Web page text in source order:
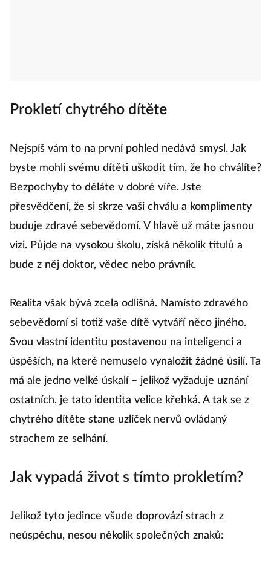
Prokletí chytrého dítěte
Nejspíš vám to na první pohled nedává smysl. Jak
byste mohli svému dítěti uškodit tím, že ho chválíte?
Bezpochyby to děláte v dobré víře. Jste
přesvědčení, že si skrze vaši chválu a komplimenty
buduje zdravé sebevědomí. V hlavě už máte jasnou
vizi. Půjde na vysokou školu, získá několik titulů a
bude z něj doktor, vědec nebo právník.
Realita však bývá zcela odlišná. Namísto zdravého
sebevědomí si totiž vaše dítě vytváří něco jiného.
Svou vlastní identitu postavenou na inteligenci a
úspěších, na které nemuselo vynaložit žádné úsilí. Ta
má ale jedno velké úskalí – jelikož vyžaduje uznání
ostatních, je tato identita velice křehká. A tak se z
chytrého dítěte stane uzlíček nervů ovládaný
strachem ze selhání.
Jak vypadá život s tímto prokletím?
Jelikož tyto jedince všude doprovází strach z
neúspěchu, nesou několik společných znaků: